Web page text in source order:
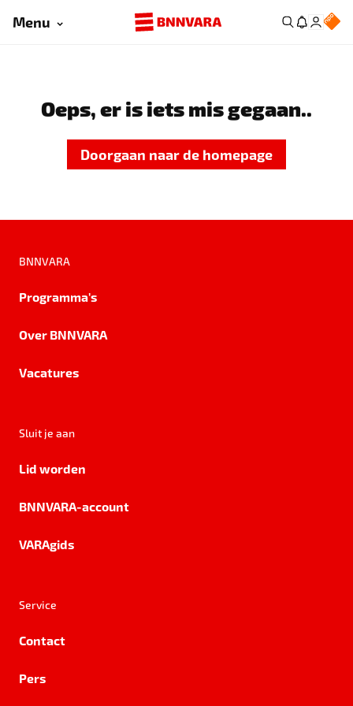
Menu
Oeps, er is iets mis gegaan..
Doorgaan naar de homepage
BNNVARA
Programma's
Over BNNVARA
Vacatures
Sluit je aan
Lid worden
BNNVARA-account
VARAgids
Service
Contact
Pers